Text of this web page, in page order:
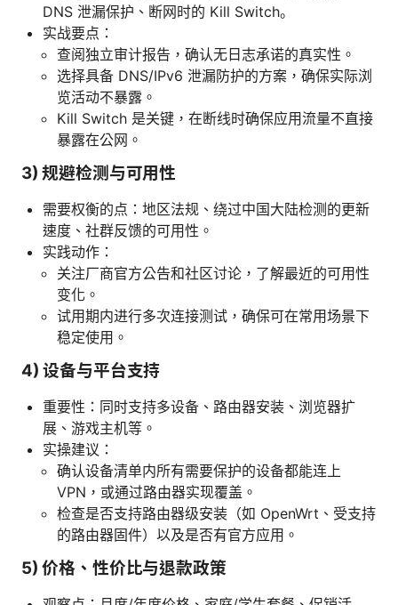
DNS 泄漏保护、断网时的 Kill Switch。
实战要点：
查阅独立审计报告，确认无日志承诺的真实性。
选择具备 DNS/IPv6 泄漏防护的方案，确保实际浏
览活动不暴露。
Kill Switch 是关键，在断线时确保应用流量不直接
暴露在公网。
3) 规避检测与可用性
需要权衡的点：地区法规、绕过中国大陆检测的更新
速度、社群反馈的可用性。
实践动作：
关注厂商官方公告和社区讨论，了解最近的可用性
变化。
试用期内进行多次连接测试，确保可在常用场景下
稳定使用。
4) 设备与平台支持
重要性：同时支持多设备、路由器安装、浏览器扩
展、游戏主机等。
实操建议：
确认设备清单内所有需要保护的设备都能连上
VPN，或通过路由器实现覆盖。
检查是否支持路由器级安装（如 OpenWrt、受支持
的路由器固件）以及是否有官方应用。
5) 价格、性价比与退款政策